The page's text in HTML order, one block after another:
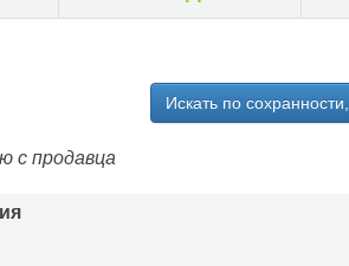
Искать по
с продавца